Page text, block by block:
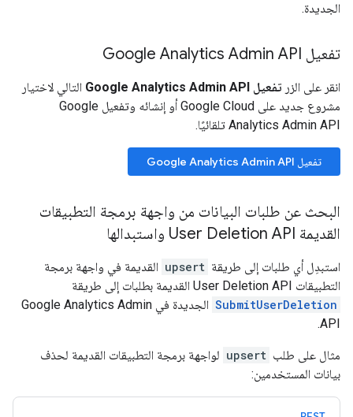
الجديدة.
تفعيل Google Analytics Admin API
انقر على الزر تفعيل Google Analytics Admin API
التالي لاختيار
مشروع جديد على Google Cloud أو إنشائه وتفعيل Google
Analytics Admin API تلقائيًا.
تفعيل Google Analytics Admin API
البحث عن طلبات البيانات من واجهة برمجة التطبيقات
القديمة User Deletion API واستبدالها
استبدِل أي طلبات إلى طريقة upsert القديمة في واجهة برمجة
التطبيقات User Deletion API القديمة بطلبات إلى طريقة
SubmitUserDeletion
الجديدة في Google Analytics Admin
API.
مثال على طلب upsert لواجهة برمجة التطبيقات القديمة لحذف
بيانات المستخدمين: